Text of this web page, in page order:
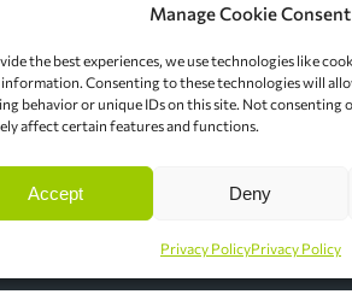
Manage Cookie Consent
the best experiences, we use technologies like
Consenting to these technologies will
behavior or unique IDs on this site. Not consenting
affect certain features and functions.
Accept Deny
Privacy PolicyPrivacy Policy
20
20